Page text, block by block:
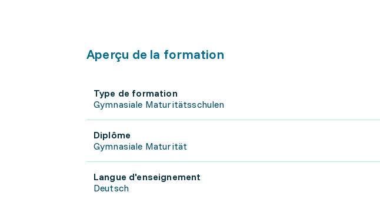
Aperçu de la formation
Type de formation
Gymnasiale Maturitätsschulen
Diplôme
Gymnasiale Maturität
Langue d'enseignement
Deutsch